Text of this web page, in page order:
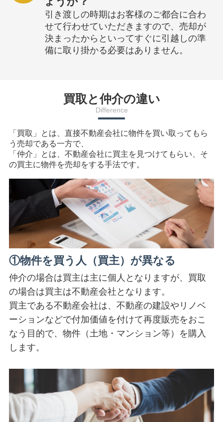
引き渡しの時期はお客様のご都合に合わ
せて行わせていただきますので、売却が
決まったからといってすぐに引越しの準
備に取り掛かる必要はありません。
買取と仲介の違い
Difference
「買取」とは、直接不動産会社に物件を買い取ってもら
う売却である一方で、
「仲介」とは、不動産会社に買主を見つけてもらい、そ
の買主に物件を売却をする手法です。
①物件を買う人（買主）が異なる
仲介の場合は買主は主に個人となりますが、買取
の場合は買主は不動産会社となります。
買主である不動産会社は、不動産の建設やリノベ
ーションなどで付加価値を付けて再度販売をおこ
なう目的で、物件（土地・マンション等）を購入
します。